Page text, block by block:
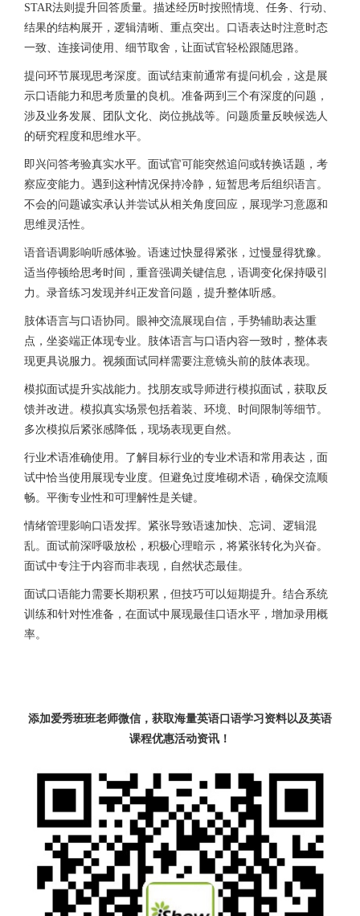
STAR法则提升回答质量。描述经历时按照情境、任务、行动、
结果的结构展开，逻辑清晰、重点突出。口语表达时注意时态
一致、连接词使用、细节取舍，让面试官轻松跟随思路。
提问环节展现思考深度。面试结束前通常有提问机会，这是展
示口语能力和思考质量的良机。准备两到三个有深度的问题，
涉及业务发展、团队文化、岗位挑战等。问题质量反映候选人
的研究程度和思维水平。
即兴问答考验真实水平。面试官可能突然追问或转换话题，考
察应变能力。遇到这种情况保持冷静，短暂思考后组织语言。
不会的问题诚实承认并尝试从相关角度回应，展现学习意愿和
思维灵活性。
语音语调影响听感体验。语速过快显得紧张，过慢显得犹豫。
适当停顿给思考时间，重音强调关键信息，语调变化保持吸引
力。录音练习发现并纠正发音问题，提升整体听感。
肢体语言与口语协同。眼神交流展现自信，手势辅助表达重
点，坐姿端正体现专业。肢体语言与口语内容一致时，整体表
现更具说服力。视频面试同样需要注意镜头前的肢体表现。
模拟面试提升实战能力。找朋友或导师进行模拟面试，获取反
馈并改进。模拟真实场景包括着装、环境、时间限制等细节。
多次模拟后紧张感降低，现场表现更自然。
行业术语准确使用。了解目标行业的专业术语和常用表达，面
试中恰当使用展现专业度。但避免过度堆砌术语，确保交流顺
畅。平衡专业性和可理解性是关键。
情绪管理影响口语发挥。紧张导致语速加快、忘词、逻辑混
乱。面试前深呼吸放松，积极心理暗示，将紧张转化为兴奋。
面试中专注于内容而非表现，自然状态最佳。
面试口语能力需要长期积累，但技巧可以短期提升。结合系统
训练和针对性准备，在面试中展现最佳口语水平，增加录用概
率。
添加爱秀班班老师微信，获取海量英语口语学习资料以及英语
课程优惠活动资讯！